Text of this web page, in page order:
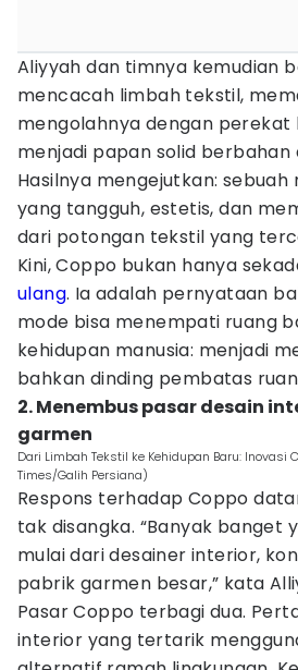
Aliyyah dan timnya kemudian
mencacah limbah tekstil,
mengolahnya dengan perekat
menjadi papan solid berbahan
Hasilnya mengejutkan:
yang tangguh, estetis, dan
dari potongan tekstil yang
Kini, Coppo bukan hanya
ulang. Ia adalah pernyataan
mode bisa menempati ruang
kehidupan manusia: menjadi
bahkan dinding pembatas
2. Menembus pasar desain
garmen
Dari Limbah Tekstil ke Kehidupan Baru: Inovasi
Times/Galih Persiana)
Respons terhadap Coppo
tak disangka. “Banyak banget
mulai dari desainer interior,
pabrik garmen besar,” kata
Pasar Coppo terbagi dua.
interior yang tertarik